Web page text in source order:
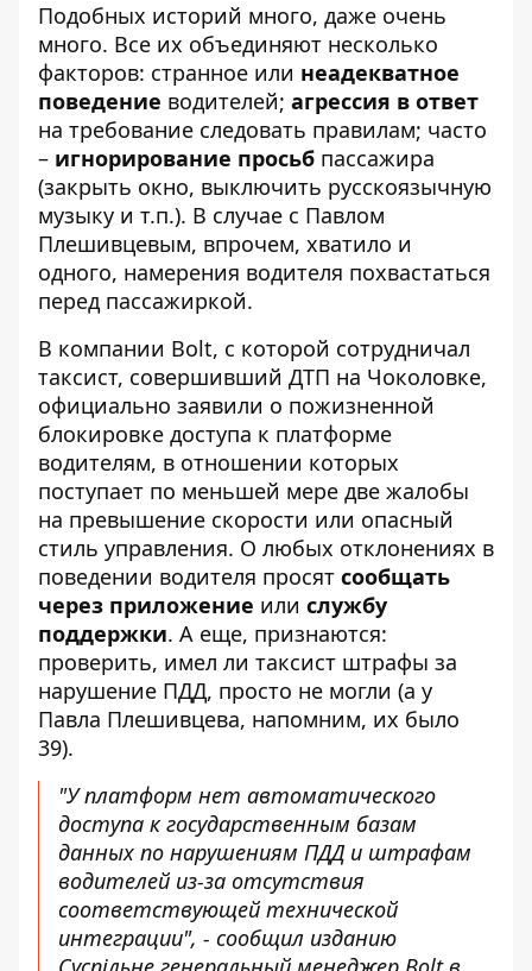
Подобных историй много, даже очень
много. Все их объединяют несколько
факторов: странное или неадекватное
поведение водителей; агрессия в ответ
на требование следовать правилам; часто
– игнорирование просьб пассажира
(закрыть окно, выключить русскоязычную
музыку и т.п.). В случае с Павлом
Плешивцевым, впрочем, хватило и
одного, намерения водителя похвастаться
перед пассажиркой.
В компании Bolt, с которой сотрудничал
таксист, совершивший ДТП на Чоколовке,
официально заявили о пожизненной
блокировке доступа к платформе
водителям, в отношении которых
поступает по меньшей мере две жалобы
на превышение скорости или опасный
стиль управления. О любых отклонениях в
поведении водителя просят сообщать
через приложение или службу
поддержки. А еще, признаются:
проверить, имел ли таксист штрафы за
нарушение ПДД, просто не могли (а у
Павла Плешивцева, напомним, их было
39).
"У платформ нет автоматического
доступа к государственным базам
данных по нарушениям ПДД и штрафам
водителей из-за отсутствия
соответствующей технической
интеграции", - сообщил изданию